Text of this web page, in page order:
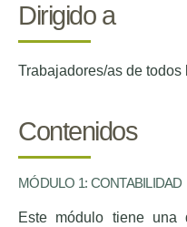
Dirigido a
Trabajadores/as de todos
Contenidos
MÓDULO 1: CONTABILIDAD
Este módulo tiene una